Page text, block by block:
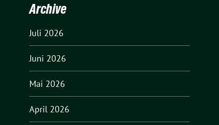
Archive
Juli 2026
Juni 2026
Mai 2026
April 2026